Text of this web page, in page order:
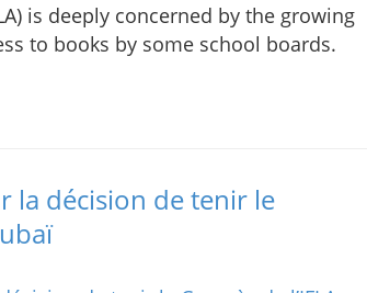
is deeply concerned by the growing
to books by some school boards.
la décision de tenir le